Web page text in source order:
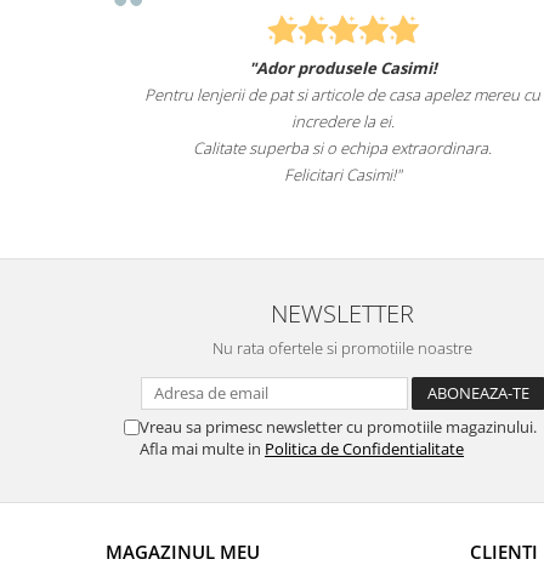
de casa apelez mereu cu
Felcitari oameni minunati pentru
sunteti cei mai buni. Nepotii mei au
Recomand cu drag si
NEWSLETTER
Nu rata ofertele si promotiile noastre
Vreau sa primesc newsletter cu promotiile magazinului.
Afla mai multe in Politica de Confidentialitate
MAGAZINUL MEU CLIENTI